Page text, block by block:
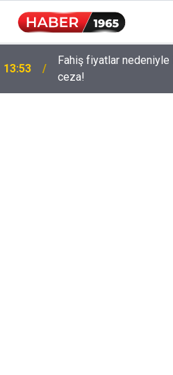
13:53
Fahiş fiyatlar
ceza!